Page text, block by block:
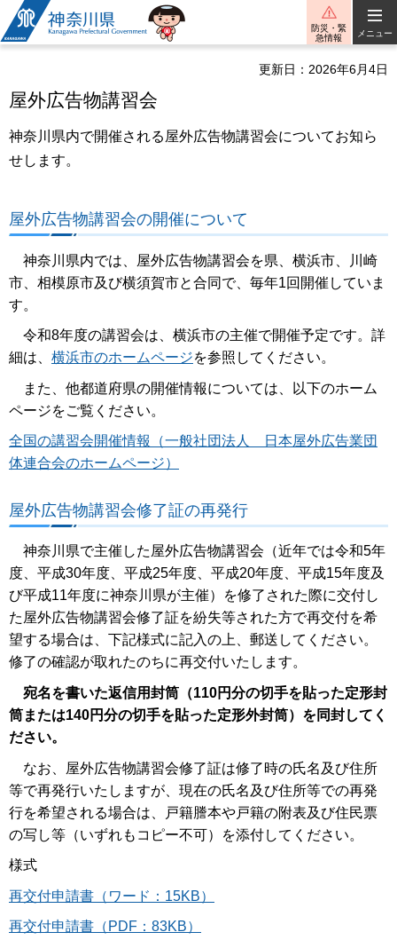
神奈川県
防災・緊
急情報
メニュー
更新日：2026年6月4日
屋外広告物講習会
神奈川県内で開催される屋外広告物講習会についてお知ら
せします。
屋外広告物講習会の開催について
神奈川県内では、屋外広告物講習会を県、横浜市、川崎
市、相模原市及び横須賀市と合同で、毎年1回開催していま
す。
令和8年度の講習会は、横浜市の主催で開催予定です。詳
細は、 横浜市のホームページを参照してください。
また、他都道府県の開催情報については、以下のホーム
ページをご覧ください。
全国の講習会開催情報（一般社団法人 日本屋外広告業団
体連合会のホームページ）
屋外広告物講習会修了証の再発行
神奈川県で主催した屋外広告物講習会（近年では令和5年
度、平成30年度、平成25年度、平成20年度、平成15年度及
び平成11年度に神奈川県が主催）を修了された際に交付し
た屋外広告物講習会修了証を紛失等された方で再交付を希
望する場合は、下記様式に記入の上、郵送してください。
修了の確認が取れたのちに再交付いたします。
宛名を書いた返信用封筒（110円分の切手を貼った定形封
筒または140円分の切手を貼った定形外封筒）を同封してく
ださい。
なお、屋外広告物講習会修了証は修了時の氏名及び住所
等で再発行いたしますが、現在の氏名及び住所等での再発
行を希望される場合は、戸籍謄本や戸籍の附表及び住民票
の写し等（いずれもコピー不可）を添付してください。
様式
再交付申請書（ワード：15KB）
再交付申請書（PDF：83KB）